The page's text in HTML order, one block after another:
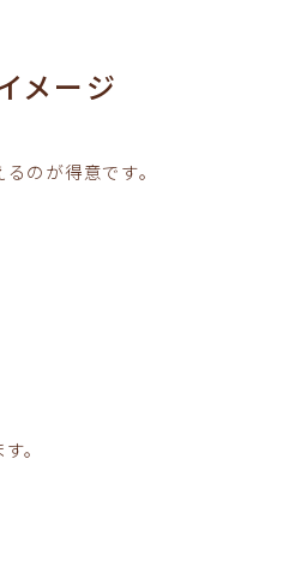
メージ
のが得意です。
。